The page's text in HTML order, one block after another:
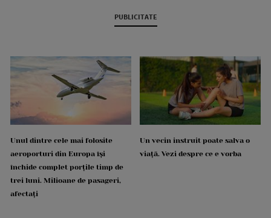
PUBLICITATE
Unul dintre cele mai folosite
aeroporturi din Europa își
închide complet porțile timp de
trei luni. Milioane de pasageri,
afectați
Un vecin instruit poate salva o
viață. Vezi despre ce e vorba